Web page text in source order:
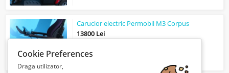
Carucior electric Permobil M3 Corpus
13800 Lei
Cookie Preferences
Draga utilizator,